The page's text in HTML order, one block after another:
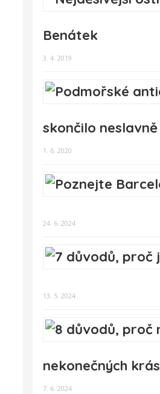
Benátek
3. 4. 2019
skončilo neslavně
1. 6. 2020
24. 6. 2024
13. 5. 2024
nekonečných krás
7. 6. 2024